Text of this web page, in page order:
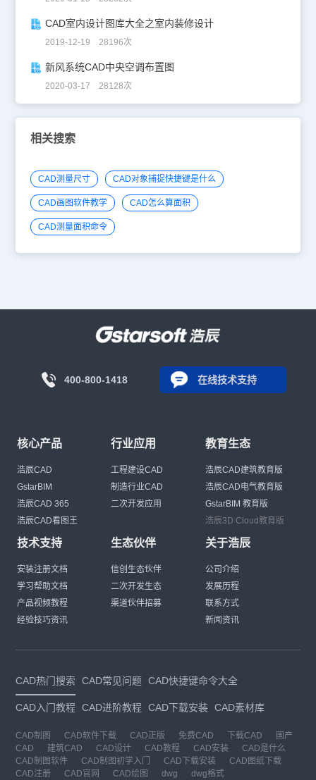
CAD室内设计图库大全之室内装修设计
2019-12-19 28196次
新风系统CAD中央空调布置图
2020-03-17 28128次
相关搜索
CAD测量尺寸 CAD对象捕捉快捷键是什么
CAD画图软件教学 CAD怎么算面积
CAD测量面积命令
400-800-1418 在线技术支持
核心产品
浩辰CAD
GstarBIM
浩辰CAD 365
浩辰CAD看图王
行业应用
工程建设CAD
制造行业CAD
二次开发应用
教育生态
浩辰CAD建筑教育版
浩辰CAD电气教育版
GstarBIM 教育版
浩辰3D Cloud教育版
技术支持
安装注册文档
学习帮助文档
产品视频教程
经验技巧资讯
生态伙伴
信创生态伙伴
二次开发生态
渠道伙伴招募
关于浩辰
公司介绍
发展历程
联系方式
新闻资讯
CAD热门搜索 CAD常见问题 CAD快捷键命令大全
CAD入门教程 CAD进阶教程 CAD下载安装 CAD素材库
CAD制图 CAD软件下载 CAD正版 免费CAD 下载CAD
国产
CAD
建筑CAD CAD设计 CAD教程 CAD安装
CAD是什么
CAD制图软件
CAD制图初学入门 CAD下载安装
CAD图纸下载
CAD注册
CAD官网 CAD绘图 dwg dwg格式